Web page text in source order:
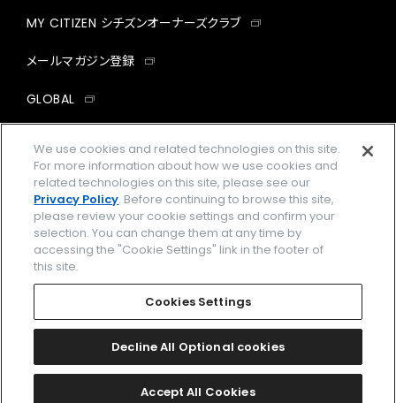
MY CITIZEN シチズンオーナーズクラブ
メールマガジン登録
GLOBAL
facebookinstagramtwitter
企業情報 ご利用規約
プライバシーポリシー Cookies Settings
Amazon PayはAmazon.com, Inc.またはその関連会社の商標です。
2026 CITIZEN WATCH CO., LTD.
We use cookies and related technologies on this site.
For more information about how we use cookies and
related technologies on this site, please see our
Privacy Policy. Before continuing to browse this site,
please review your cookie settings and confirm your
selection. You can change them at any time by
accessing the "Cookie Settings" link in the footer of
this site.
Cookies Settings
Decline All Optional cookies
Accept All Cookies